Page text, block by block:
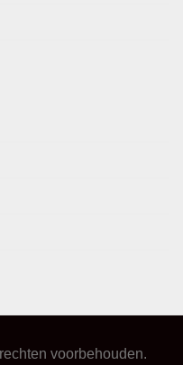
voorbehouden.